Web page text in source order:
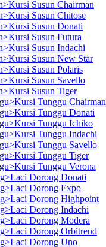
Susun Chairman
Susun Chitose
Susun Donati
Susun Futura
Susun Indachi
Susun New Star
Susun Polaris
Susun Savello
Susun Tiger
Tunggu Chairman
Tunggu Donati
Tunggu Ichiko
Tunggu Indachi
Tunggu Savello
Tunggu Tiger
Tunggu Verona
Dorong Donati
Dorong Expo
Dorong Highpoint
Dorong Indachi
Dorong Modera
Dorong Orbitrend
Dorong Uno